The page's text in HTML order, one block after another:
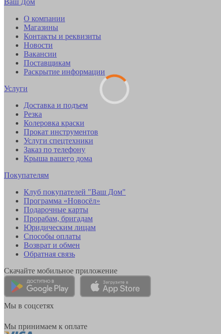
О компании
Магазины
Контакты и реквизиты
Новости
Вакансии
Поставщикам
Раскрытие информации
Услуги
Доставка и подъем
Резка
Колеровка краски
Прокат инструментов
Услуги спецтехники
Заказ по телефону
Крыша вашего дома
Покупателям
Клуб покупателей "Ваш Дом"
Программа «Новосёл»
Подарочные карты
Прорабам, бригадам
Юридическим лицам
Способы оплаты
Возврат и обмен
Обратная связь
Скачайте мобильное приложение
Мы в соцсетях
Мы принимаем к оплате